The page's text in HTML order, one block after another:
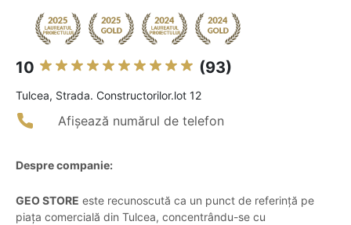
10 (93)
Tulcea, Strada. Constructorilor.lot 12
Afișează numărul de telefon
Despre companie:
GEO STORE este recunoscută ca un punct de referință pe
piața comercială din Tulcea, concentrându-se cu